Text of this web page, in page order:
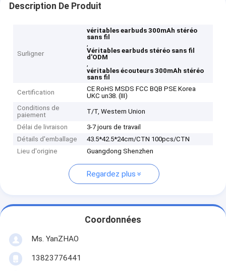
Description De Produit
Surligner
véritables earbuds 300mAh stéréo
sans fil
,
Véritables earbuds stéréo sans fil
d'ODM
,
véritables écouteurs 300mAh stéréo
sans fil
Certification
CE RoHS MSDS FCC BQB PSE Korea
UKC un38. (III)
Conditions de
paiement
T/T, Western Union
Délai de livraison
3-7 jours de travail
Détails d'emballage
43.5*42.5*24cm/CTN 100pcs/CTN
Lieu d'origine
Guangdong Shenzhen
Regardez plus
Coordonnées
Ms. YanZHAO
13823776441